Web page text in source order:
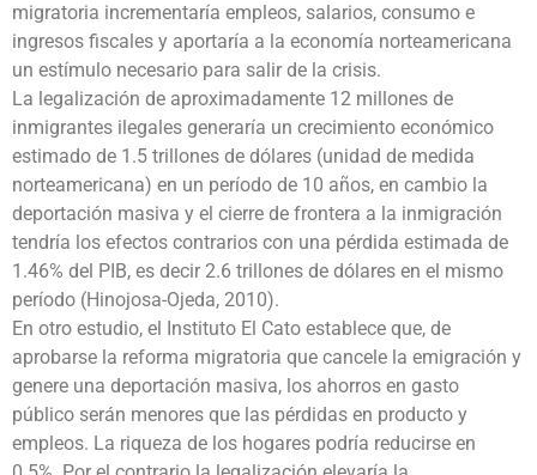
migratoria incrementaría empleos, salarios, consumo e
ingresos fiscales y aportaría a la economía norteamericana
un estímulo necesario para salir de la crisis.
La legalización de aproximadamente 12 millones de
inmigrantes ilegales generaría un crecimiento económico
estimado de 1.5 trillones de dólares (unidad de medida
norteamericana) en un período de 10 años, en cambio la
deportación masiva y el cierre de frontera a la inmigración
tendría los efectos contrarios con una pérdida estimada de
1.46% del PIB, es decir 2.6 trillones de dólares en el mismo
período (Hinojosa-Ojeda, 2010).
En otro estudio, el Instituto El Cato establece que, de
aprobarse la reforma migratoria que cancele la emigración y
genere una deportación masiva, los ahorros en gasto
público serán menores que las pérdidas en producto y
empleos. La riqueza de los hogares podría reducirse en